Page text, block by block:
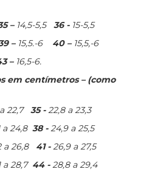
– 14,5-5,5 36 - 15-5,5
– 15,5.-6 40 – 15,5,-6
– 16,5-6.
em centímetros – (como
22,7 35 -22,8 a 23,3
a 24,8 38 -24,9 a 25,5
a 26,8 41 -26,9 a 27,5
a 28,7 44 -28,8 a 29,4